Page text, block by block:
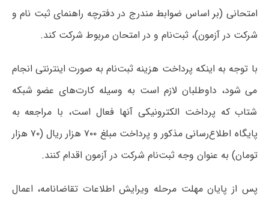
امتحانی (بر اساس ضوابط مندرج در دفترچه راهنمای ثبت نام و
شرکت در آزمون)‌، ثبت‌نام‌ و در امتحان مربوط شرکت‌ کند.
با توجه به اینکه پرداخت هزینه ثبت‌نام به صورت اینترنتی انجام
می‌ شود، داوطلبان لازم است به وسیله کارت‌های عضو شبکه
شتاب که پرداخت الکترونیکی آنها فعال است، با مراجعه به
پایگاه اطلاع‌رسانی مذکور و پرداخت مبلغ ۷۰۰ هزار ریال (۷۰ هزار
تومان) به عنوان وجه ثبت‌نام شرکت در آزمون اقدام کنند.
پس از پایان مهلت مرحله ویرایش اطلاعات تقاضانامه، اعمال